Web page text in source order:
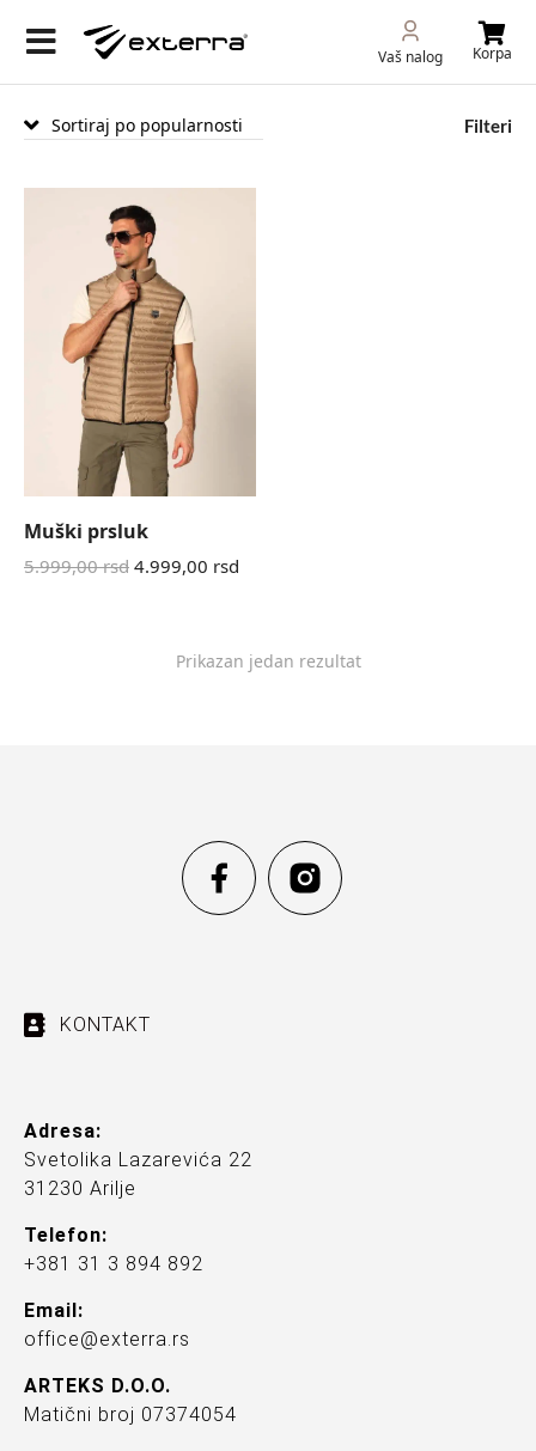
Vaš nalog Korpa
Filteri
Muški prsluk
5.999,00rsd 4.999,00 rsd
Prikazan jedan rezultat
KONTAKT
Adresa:
Svetolika Lazarevića 22
31230 Arilje
Telefon:
+381 31 3 894 892
Email:
office@exterra.rs
ARTEKS D.O.O.
Matični broj 07374054